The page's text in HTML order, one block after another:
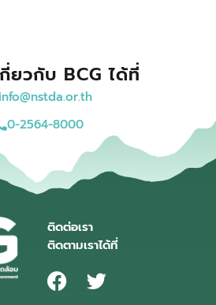
ยวกับ BCG ได้ที่
info@nstda.or.th
0-2564-8000
ติดต่อเรา
ติดตามเราได้ที่